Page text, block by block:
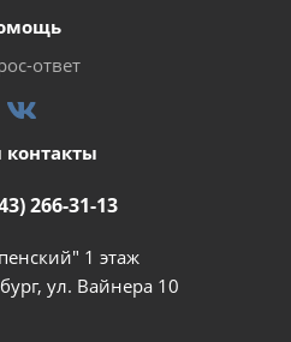
ответ
266-31-13
1 этаж
ул. Вайнера 10